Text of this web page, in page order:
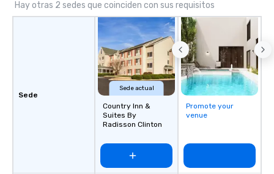
Hay otras 2 sedes que coinciden con sus requisitos
Sede
Sede actual
Country Inn &
Suites By
Radisson Clinton
Promote your
venue